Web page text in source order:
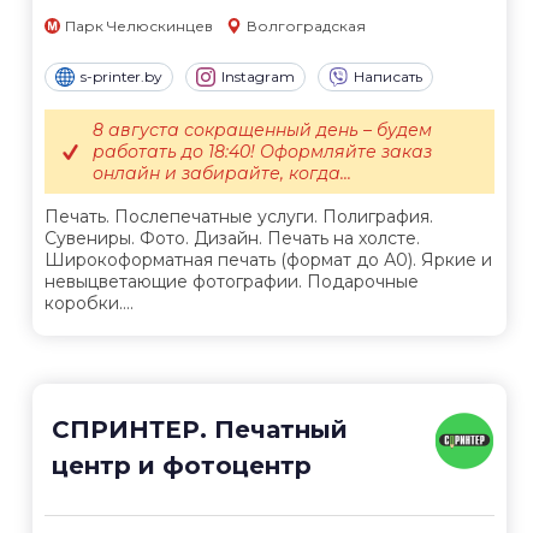
Парк Челюскинцев Волгоградская
s-printer.by Instagram Написать
Печать. Послепечатные услуги. Полиграфия.
Сувениры. Фото. Дизайн. Печать на холсте.
Широкоформатная печать (формат до А0). Яркие и
невыцветающие фотографии. Подарочные
коробки....
8 августа сокращенный день – будем
работать до 18:40! Оформляйте заказ
онлайн и забирайте, когда...
СПРИНТЕР. Печатный
центр и фотоцентр